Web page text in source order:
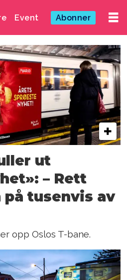
Event Abonner
ut
– Rett
på tusenvis av
opp Oslos T-bane.